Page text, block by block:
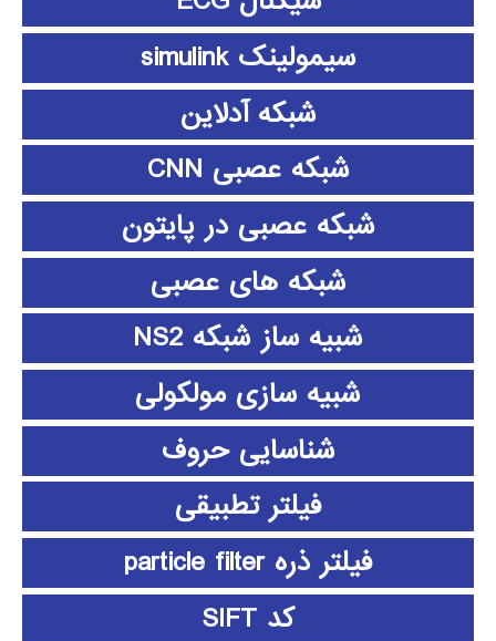
سیمولینک simulink
شبکه آدلاین
شبکه عصبی CNN
شبکه عصبی در پایتون
شبکه های عصبی
شبیه ساز شبکه NS2
شبیه سازی مولکولی
شناسایی حروف
فیلتر تطبیقی
فیلتر ذره particle filter
کد SIFT